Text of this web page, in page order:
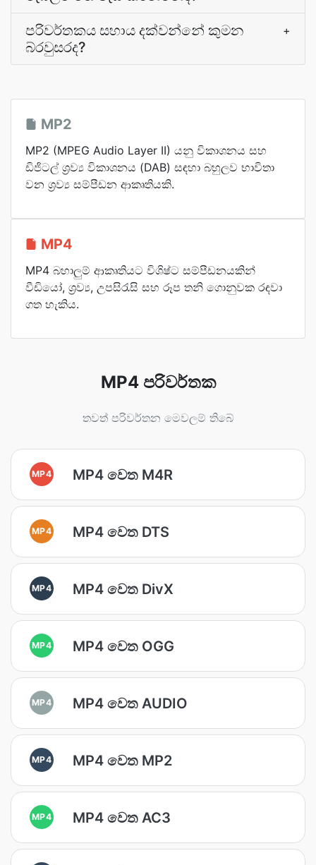
පරිවර්තකය සහාය දක්වන්නේ කුමන
බ්රවුසරද?
+
MP2
MP2 (MPEG Audio Layer II) යනු විකාශනය සහ
ඩිජිටල් ශ්‍රව්‍ය විකාශනය (DAB) සඳහා බහුලව භාවිතා
වන ශ්‍රව්‍ය සම්පීඩන ආකෘතියකි.
MP4
MP4 බහාලුම් ආකෘතියට විශිෂ්ට සම්පීඩනයකින්
වීඩියෝ, ශ්‍රව්‍ය, උපසිරැසි සහ රූප තනි ගොනුවක රඳවා
ගත හැකිය.
MP4 පරිවර්තක
තවත් පරිවර්තන මෙවලම් තිබේ
MP4 MP4 වෙත M4R
MP4 MP4 වෙත DTS
MP4 MP4 වෙත DivX
MP4 MP4 වෙත OGG
MP4 MP4 වෙත AUDIO
MP4 MP4 වෙත MP2
MP4 MP4 වෙත AC3